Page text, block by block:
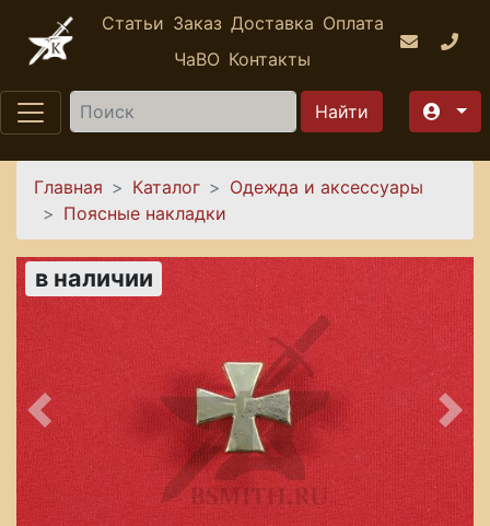
Перейти к основному содержанию
Статьи Заказ Доставка Оплата
ЧаВО Контакты
Найти
Вы здесь
Главная Каталог
Одежда и аксессуары
Поясные накладки
в наличии
Предыдущее